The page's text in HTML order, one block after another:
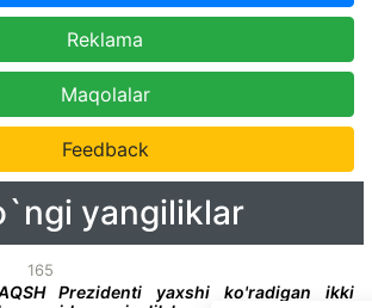
Reklama
Maqolalar
Feedback
yangiliklar
165
Prezidenti yaxshi ko'radigan ikki